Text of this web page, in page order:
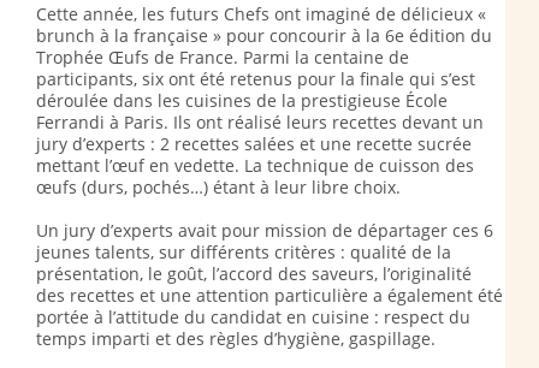
Cette année, les futurs Chefs ont imaginé de délicieux «
brunch à la française » pour concourir à la 6e édition du
Trophée Œufs de France. Parmi la centaine de
participants, six ont été retenus pour la finale qui s’est
déroulée dans les cuisines de la prestigieuse École
Ferrandi à Paris. Ils ont réalisé leurs recettes devant un
jury d’experts : 2 recettes salées et une recette sucrée
mettant l’œuf en vedette. La technique de cuisson des
œufs (durs, pochés…) étant à leur libre choix.
Un jury d’experts avait pour mission de départager ces 6
jeunes talents, sur différents critères : qualité de la
présentation, le goût, l’accord des saveurs, l’originalité
des recettes et une attention particulière a également été
portée à l’attitude du candidat en cuisine : respect du
temps imparti et des règles d’hygiène, gaspillage.